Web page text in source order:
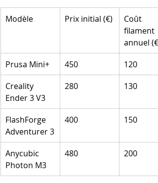
Modèle Prix initial (€)
Coût
filament
annuel (€)
Prusa Mini+
450
120
Creality
Ender 3 V3
280 130
FlashForge
Adventurer 3
400 150
Anycubic
Photon M3
480 200